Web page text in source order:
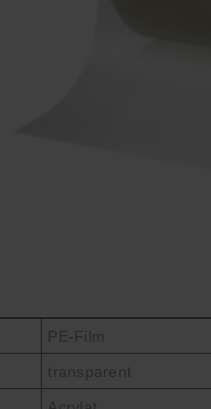
PE-Film
transparent